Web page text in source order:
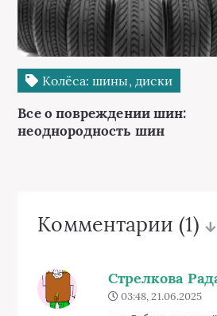
Колёса: шины, диски
Все о повреждении шин:
неоднородность шин
Комментарии (1)
Стрелкова
03:48, 21.06.2025